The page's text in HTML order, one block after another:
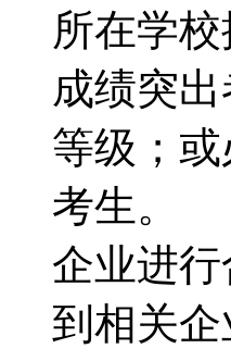
所在学
成绩突
等级；
考生。
企业进
到相关